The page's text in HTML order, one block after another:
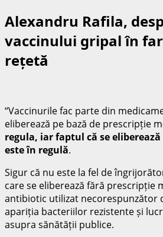
Alexandru Rafila,
vaccinului gripal în
rețetă
“Vaccinurile fac parte din
eliberează pe bază de prescripție
regula, iar faptul că se
este în regulă.
Sigur că nu este la fel de
care se eliberează fără prescripție
antibiotic utilizat necorespunzător
apariția bacteriilor rezistente și
asupra sănătății publice.